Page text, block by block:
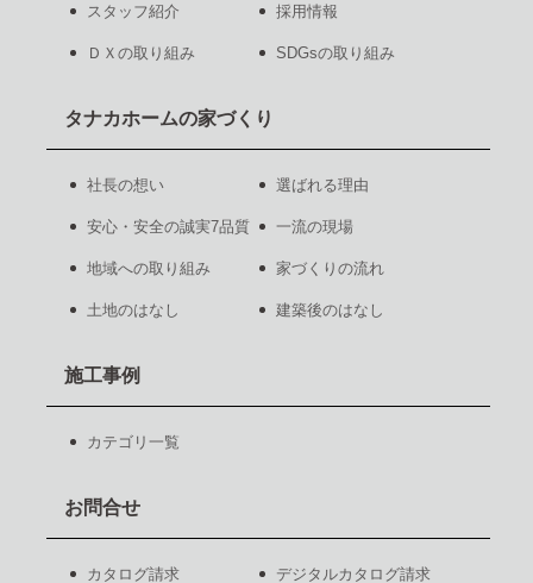
スタッフ紹介 採用情報
ＤＸの取り組み SDGsの取り組み
タナカホームの家づくり
社長の想い 選ばれる理由
安心・安全の誠実7品質 一流の現場
地域への取り組み 家づくりの流れ
土地のはなし 建築後のはなし
施工事例
カテゴリ一覧
お問合せ
カタログ請求 デジタルカタログ請求